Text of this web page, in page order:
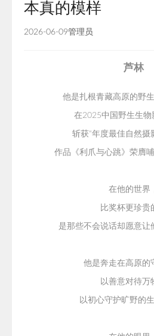
分支机构
本真的模样
2026-06-09管理员
芦林
他是扎根青藏高原的野
在2025中国野生生物
斩获“年度最佳自然摄
作品《利爪与心跳》荣膺
在他的世界
比奖杯更珍贵
是那些不会说话却愿意让
他是奔走在高原的
以善意对待万
以初心守护旷野的生